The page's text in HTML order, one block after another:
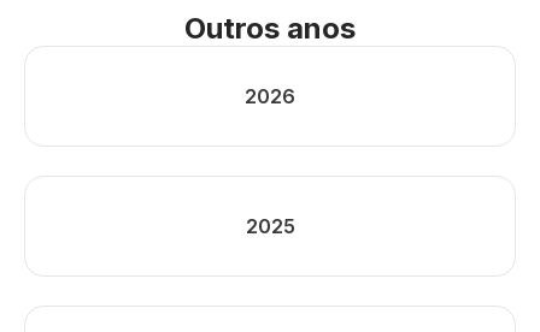
Outros anos
2026
2025